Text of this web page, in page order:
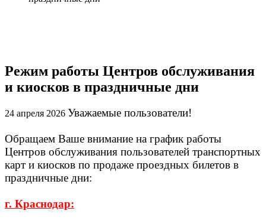
Режим работы Центров обслуживания
и киосков в праздничные дни
24 апреля 2026 Уважаемые пользователи!
Обращаем Ваше внимание на график работы
Центров обслуживания пользователей транспортных
карт и киосков по продаже проездных билетов в
праздничные дни:
г. Краснодар: